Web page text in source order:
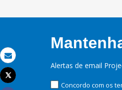
Email
Imprimir
Tweet
Alertas de email
Concordo com os